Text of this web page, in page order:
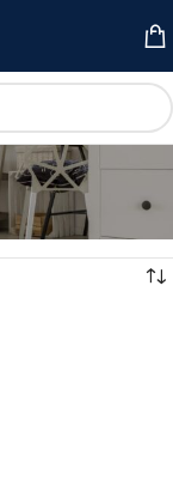
Voici le seul résultat